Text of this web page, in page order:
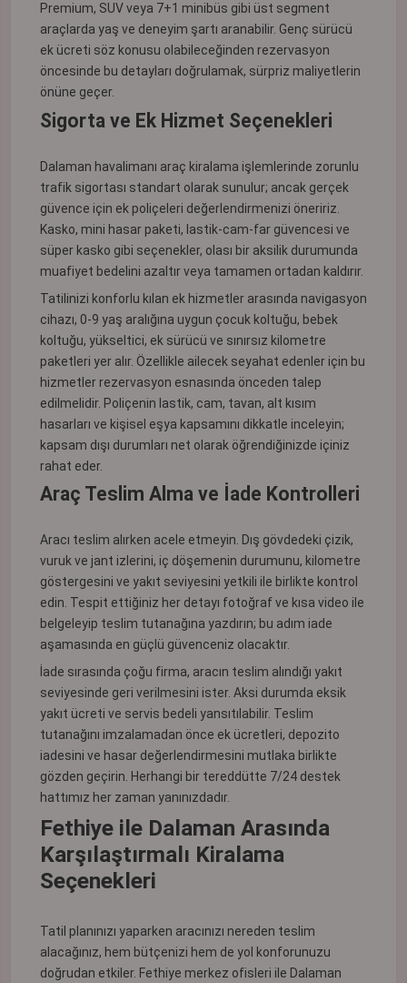
Premium, SUV veya 7+1 minibüs gibi üst segment
araçlarda yaş ve deneyim şartı aranabilir. Genç sürücü
ek ücreti söz konusu olabileceğinden rezervasyon
öncesinde bu detayları doğrulamak, sürpriz maliyetlerin
önüne geçer.
Sigorta ve Ek Hizmet Seçenekleri
Dalaman havalimanı araç kiralama işlemlerinde zorunlu
trafik sigortası standart olarak sunulur; ancak gerçek
güvence için ek poliçeleri değerlendirmenizi öneririz.
Kasko, mini hasar paketi, lastik-cam-far güvencesi ve
süper kasko gibi seçenekler, olası bir aksilik durumunda
muafiyet bedelini azaltır veya tamamen ortadan kaldırır.
Tatilinizi konforlu kılan ek hizmetler arasında navigasyon
cihazı, 0-9 yaş aralığına uygun çocuk koltuğu, bebek
koltuğu, yükseltici, ek sürücü ve sınırsız kilometre
paketleri yer alır. Özellikle ailecek seyahat edenler için bu
hizmetler rezervasyon esnasında önceden talep
edilmelidir. Poliçenin lastik, cam, tavan, alt kısım
hasarları ve kişisel eşya kapsamını dikkatle inceleyin;
kapsam dışı durumları net olarak öğrendiğinizde içiniz
rahat eder.
Araç Teslim Alma ve İade Kontrolleri
Aracı teslim alırken acele etmeyin. Dış gövdedeki çizik,
vuruk ve jant izlerini, iç döşemenin durumunu, kilometre
göstergesini ve yakıt seviyesini yetkili ile birlikte kontrol
edin. Tespit ettiğiniz her detayı fotoğraf ve kısa video ile
belgeleyip teslim tutanağına yazdırın; bu adım iade
aşamasında en güçlü güvenceniz olacaktır.
İade sırasında çoğu firma, aracın teslim alındığı yakıt
seviyesinde geri verilmesini ister. Aksi durumda eksik
yakıt ücreti ve servis bedeli yansıtılabilir. Teslim
tutanağını imzalamadan önce ek ücretleri, depozito
iadesini ve hasar değerlendirmesini mutlaka birlikte
gözden geçirin. Herhangi bir tereddütte 7/24 destek
hattımız her zaman yanınızdadır.
Fethiye ile Dalaman Arasında
Karşılaştırmalı Kiralama
Seçenekleri
Tatil planınızı yaparken aracınızı nereden teslim
alacağınız, hem bütçenizi hem de yol konforunuzu
doğrudan etkiler. Fethiye merkez ofisleri ile Dalaman